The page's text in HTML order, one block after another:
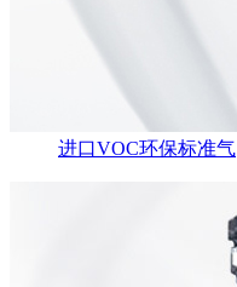
进口VOC环保标准气